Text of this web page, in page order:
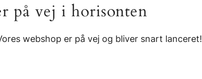
på vej i horisonten
webshop er på vej og bliver snart lanceret!